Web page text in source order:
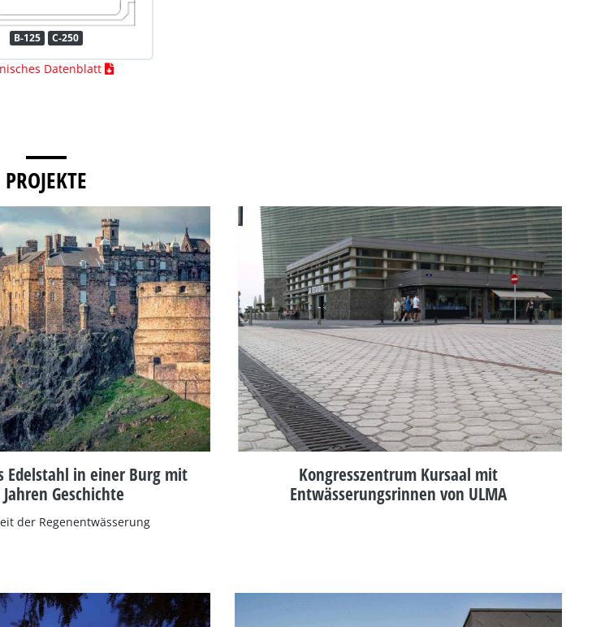
B-125 C-250
Datenblatt
PROJEKTE
Edelstahl in einer Burg mit
Geschichte
der Regenentwässerung
Kongresszentrum Kursaal mit
Entwässerungsrinnen von ULMA